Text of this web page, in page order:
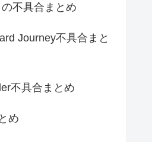
不具合まとめ
Journey不具合まと
不具合まとめ
め